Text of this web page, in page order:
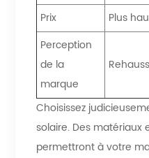
Prix Plus
Perception
de la
marque
Choisissez
solaire. Des matériaux
permettront à votre